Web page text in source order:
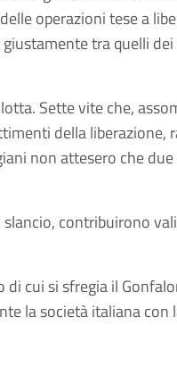
operazioni tese a
tra quelli
Sette vite che,
della liberazione,
non attesero che
contribuirono
cui si sfregia il
la società italiana con